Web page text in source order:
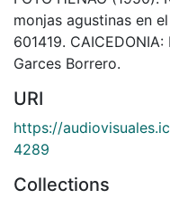
monjas agustinas en
601419.
Garces Borrero.
URI
https://
4289
Collections